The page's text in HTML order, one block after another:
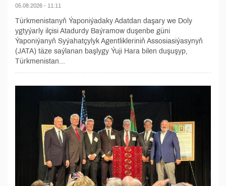
05.08.2026 - 11:11
Türkmenistanyň Ýaponiýadaky Adatdan daşary we Doly
ygtyýarly ilçisi Atadurdy Baýramow duşenbe güni
Ýaponiýanyň Syýahatçylyk Agentlikleriniň Assosiasiýasynyň
(JATA) täze saýlanan başlygy Ýuji Hara bilen duşuşyp,
Türkmenistan...